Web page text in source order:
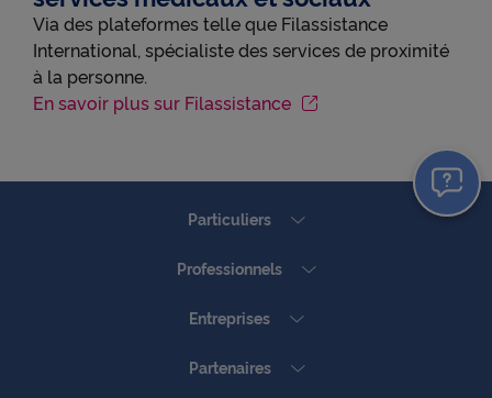
Via des plateformes telle que Filassistance
International, spécialiste des services de proximité
à la personne.
En savoir plus sur Filassistance
Particuliers
Professionnels
Entreprises
Partenaires